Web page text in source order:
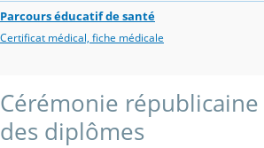
Parcours éducatif de santé
Certificat médical, fiche médicale
Cérémonie
des diplômes